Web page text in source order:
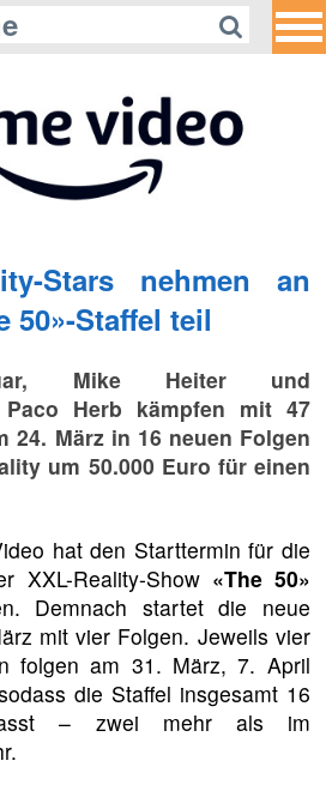
Stars nehmen an
50»-Staffel teil
Mike Heiter und
Paco Herb kämpfen mit 47
24. März in 16 neuen Folgen
um 50.000 Euro für einen
hat den Starttermin für die
XXL-Reality-Show «The 50»
Demnach startet die neue
mit vier Folgen. Jeweils vier
folgen am 31. März, 7. April
die Staffel insgesamt 16
– zwei mehr als im